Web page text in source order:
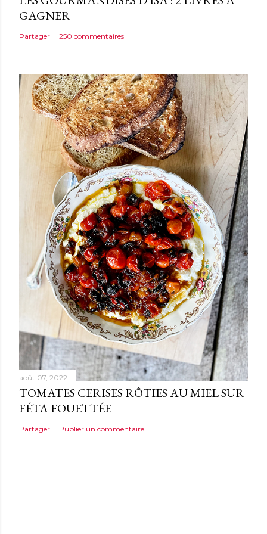
GAGNER
Partager 250 commentaires
août 07, 2022
TOMATES CERISES RÔTIES AU MIEL SUR
FÉTA FOUETTÉE
Partager Publier un commentaire